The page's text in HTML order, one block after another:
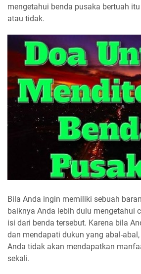
mengetahui benda pusaka bertuah
atau tidak.
Bila Anda ingin memiliki sebuah
baiknya Anda lebih dulu mengetahui
isi dari benda tersebut. Karena bila
dan mendapati dukun yang abal-
Anda tidak akan mendapatkan
sekali.